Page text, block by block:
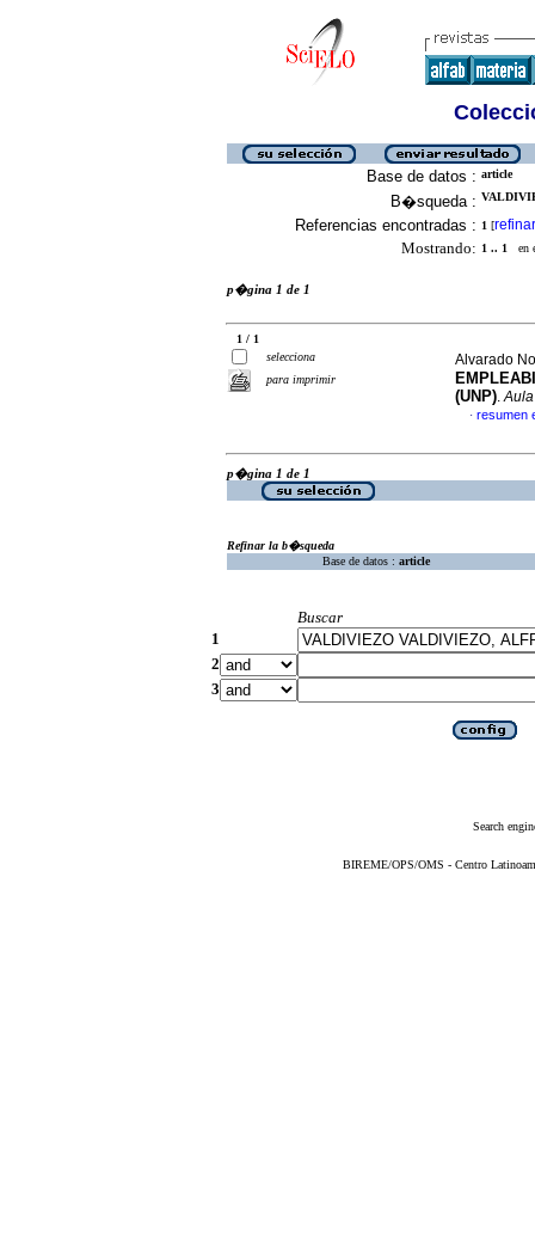
Base de datos : article
B�squeda :
Referencias encontradas : 1 [refinar
Mostrando: 1 .. 1 en
p�gina 1 de 1
1 / 1
selecciona
para imprimir
Alvarado
(UNP).
· resumen
p�gina 1 de 1
Refinar la b�squeda
Base de datos : article
Buscar
1
2
3
Search
BIREME/OPS/OMS - Centro